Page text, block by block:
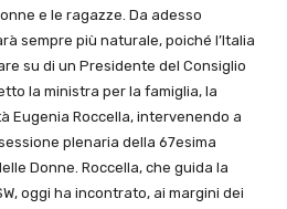
e le ragazze. Da adesso
sempre più naturale, poiché l’Italia
su di un Presidente del Consiglio
la ministra per la famiglia, la
Eugenia Roccella, intervenendo a
plenaria della 67esima
Donne. Roccella, che guida la
oggi ha incontrato, ai margini dei